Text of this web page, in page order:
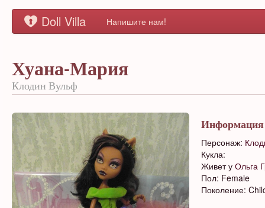
Doll Villa Напишите нам!
Хуана-Мария
Клодин Вульф
Информация
Персонаж:
Кукла:
Живет у Ольга
Пол: Female
Поколение: